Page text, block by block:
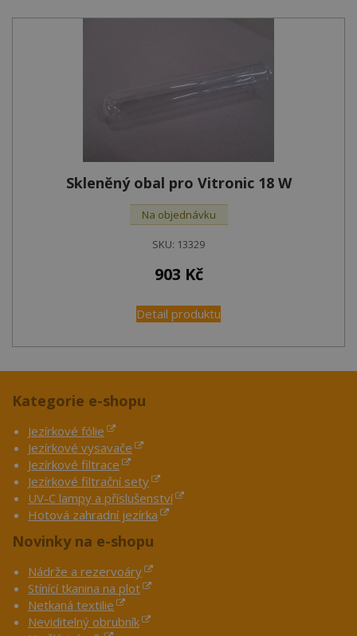
Skleněný obal pro Vitronic 18 W
Na objednávku
SKU: 13329
903 Kč
Detail produktu
Kategorie e-shopu
Jezírkové fólie
Jezírkové vysavače
Jezírkové filtrace
Jezírkové filtrační sety
UV-C lampy a příslušenství
Hotová zahradní jezírka
Novinky na e-shopu
Nádrže a rezervoáry
Stínící tkanina na plot
Netkaná textilie
Neviditelný obrubník